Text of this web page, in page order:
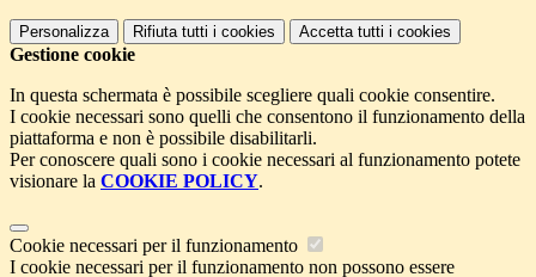
Personalizza Rifiuta tutti i cookies Accetta tutti i cookies
Gestione cookie
In questa schermata è possibile scegliere quali cookie consentire.
I cookie necessari sono quelli che consentono il funzionamento della
piattaforma e non è possibile disabilitarli.
Per conoscere quali sono i cookie necessari al funzionamento potete
visionare la COOKIE POLICY.
Cookie necessari per il funzionamento
I cookie necessari per il funzionamento non possono essere